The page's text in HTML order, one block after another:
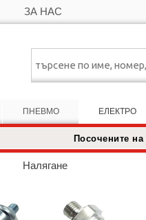
ЗА НАС
ПНЕВМО ЕЛЕКТРО
Посочените
Налягане